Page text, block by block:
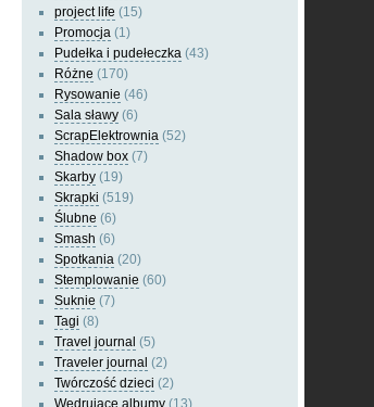
project life (15)
Promocja (1)
Pudełka i pudełeczka (43)
Różne (170)
Rysowanie (46)
Sala sławy (6)
ScrapElektrownia (52)
Shadow box (7)
Skarby (19)
Skrapki (519)
Ślubne (6)
Smash (6)
Spotkania (20)
Stemplowanie (60)
Suknie (7)
Tagi (8)
Travel journal (5)
Traveler journal (2)
Twórczość dzieci (2)
Wędrujące albumy (13)